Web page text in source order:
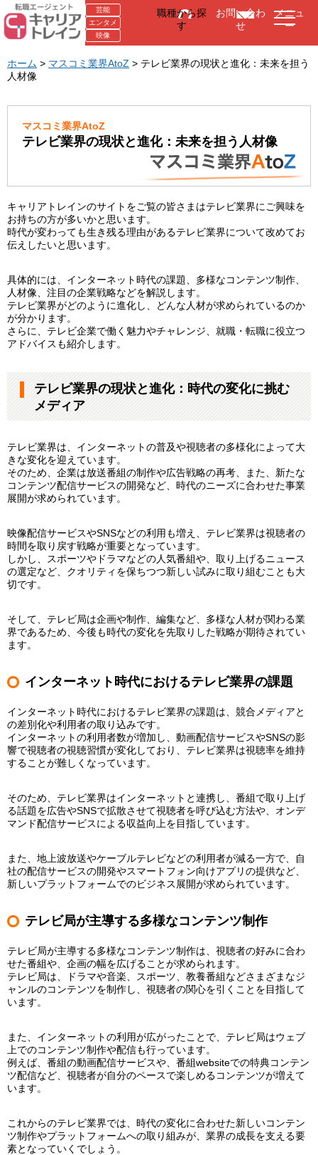
芸能
エンタメ
映像
職種から探
す
お問い合わ
せ
メニュ
ー
ホーム > マスコミ業界AtoZ > テレビ業界の現状と進化：未来を担う
人材像
マスコミ業界AtoZ
テレビ業界の現状と進化：未来を担う人材像
キャリアトレインのサイトをご覧の皆さまはテレビ業界にご興味を
お持ちの方が多いかと思います。
時代が変わっても生き残る理由があるテレビ業界について改めてお
伝えしたいと思います。
具体的には、インターネット時代の課題、多様なコンテンツ制作、
人材像、注目の企業戦略などを解説します。
テレビ業界がどのように進化し、どんな人材が求められているのか
が分かります。
さらに、テレビ企業で働く魅力やチャレンジ、就職・転職に役立つ
アドバイスも紹介します。
テレビ業界の現状と進化：時代の変化に挑む
メディア
テレビ業界は、インターネットの普及や視聴者の多様化によって大
きな変化を迎えています。
そのため、企業は放送番組の制作や広告戦略の再考、また、新たな
コンテンツ配信サービスの開発など、時代のニーズに合わせた事業
展開が求められています。
映像配信サービスやSNSなどの利用も増え、テレビ業界は視聴者の
時間を取り戻す戦略が重要となっています。
しかし、スポーツやドラマなどの人気番組や、取り上げるニュース
の選定など、クオリティを保ちつつ新しい試みに取り組むことも大
切です。
そして、テレビ局は企画や制作、編集など、多様な人材が関わる業
界であるため、今後も時代の変化を先取りした戦略が期待されてい
ます。
インターネット時代におけるテレビ業界の課題
インターネット時代におけるテレビ業界の課題は、競合メディアと
の差別化や利用者の取り込みです。
インターネットの利用者数が増加し、動画配信サービスやSNSの影
響で視聴者の視聴習慣が変化しており、テレビ業界は視聴率を維持
することが難しくなっています。
そのため、テレビ業界はインターネットと連携し、番組で取り上げ
る話題を広告やSNSで拡散させて視聴者を呼び込む方法や、オンデ
マンド配信サービスによる収益向上を目指しています。
また、地上波放送やケーブルテレビなどの利用者が減る一方で、自
社の配信サービスの開発やスマートフォン向けアプリの提供など、
新しいプラットフォームでのビジネス展開が求められています。
テレビ局が主導する多様なコンテンツ制作
テレビ局が主導する多様なコンテンツ制作は、視聴者の好みに合わ
せた番組や、企画の幅を広げることが求められます。
テレビ局は、ドラマや音楽、スポーツ、教養番組などさまざまなジ
ャンルのコンテンツを制作し、視聴者の関心を引くことを目指して
います。
また、インターネットの利用が広がったことで、テレビ局はウェブ
上でのコンテンツ制作や配信も行っています。
例えば、番組の動画配信サービスや、番組websiteでの特典コンテン
ツ配信など、視聴者が自分のペースで楽しめるコンテンツが増えて
います。
これからのテレビ業界では、時代の変化に合わせた新しいコンテン
ツ制作やプラットフォームへの取り組みが、業界の成長を支える要
素となっていくでしょう。